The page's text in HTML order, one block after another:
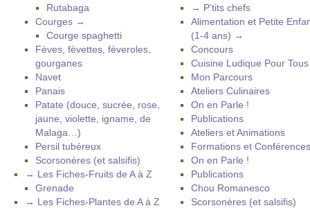
Rutabaga
Courges →
Courge spaghetti
Fèves, fèvettes, fèveroles,
gourganes
Navet
Panais
Patate (douce, sucrée, rose,
jaune, violette, igname, de
Malaga…)
Persil tubéreux
Scorsonères (et salsifis)
→ Les Fiches-Fruits de A à Z
Grenade
→ Les Fiches-Plantes de A à Z
→ P’tits chefs
Alimentation et Petite
(1-4 ans) →
Concours
Cuisine Ludique Pour
Mon Parcours
Ateliers Culinaires
On en Parle !
Publications
Ateliers et Animations
Formations et Conférences
On en Parle !
Publications
Chou Romanesco
Scorsonères (et salsifis)